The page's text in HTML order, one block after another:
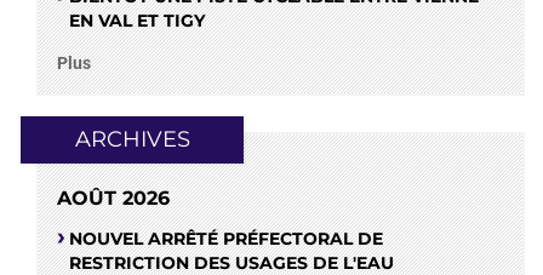
EN VAL ET TIGY
Plus
ARCHIVES
AOÛT 2026
NOUVEL ARRÊTÉ PRÉFECTORAL DE
RESTRICTION DES USAGES DE L'EAU